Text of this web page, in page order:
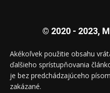
© 2020 - 2023,
Akékoľvek použitie obsahu
ďalšieho sprístupňovania
je bez predchádzajúceho
zakázané.